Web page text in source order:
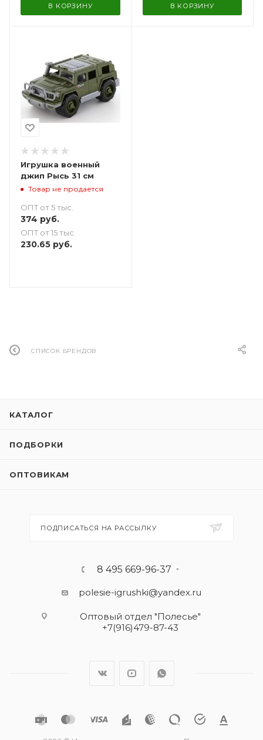
В КОРЗИНУ В КОРЗИНУ
Игрушка военный
джип Рысь 31 см
Товар не продается
ОПТ от 5 тыс.
374 руб.
ОПТ от 15 тыс.
230.65 руб.
СПИСОК БРЕНДОВ
КАТАЛОГ
ПОДБОРКИ
ОПТОВИКАМ
ПОДПИСАТЬСЯ НА РАССЫЛКУ
8 495 669-96-37
polesie-igrushki@yandex.ru
Оптовый отдел "Полесье"
+7(916)479-87-43